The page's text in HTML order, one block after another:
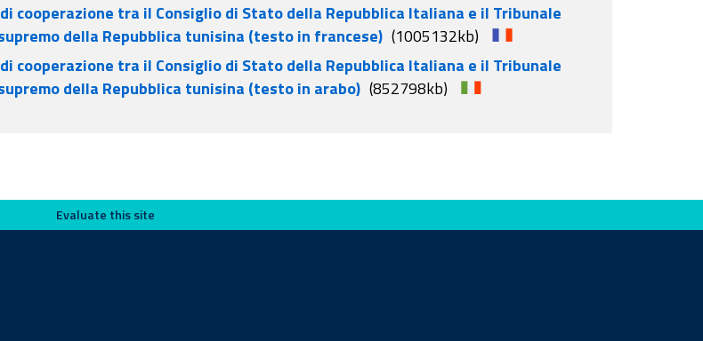
cooperazione tra il Consiglio di Stato della Repubblica Italiana e il Tribunale
della Repubblica tunisina (testo in francese) (1005132kb)
cooperazione tra il Consiglio di Stato della Repubblica Italiana e il Tribunale
della Repubblica tunisina (testo in arabo) (852798kb)
Evaluate this site